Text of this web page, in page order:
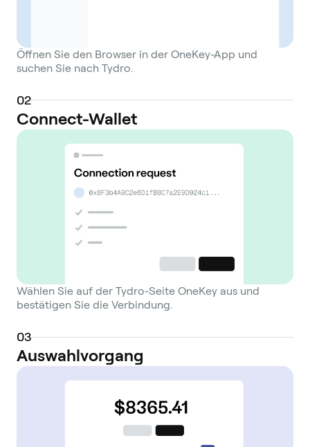
Öffnen Sie den Browser in der OneKey-App und
suchen Sie nach Tydro.
02
Connect-Wallet
Wählen Sie auf der Tydro-Seite OneKey aus und
bestätigen Sie die Verbindung.
03
Auswahlvorgang